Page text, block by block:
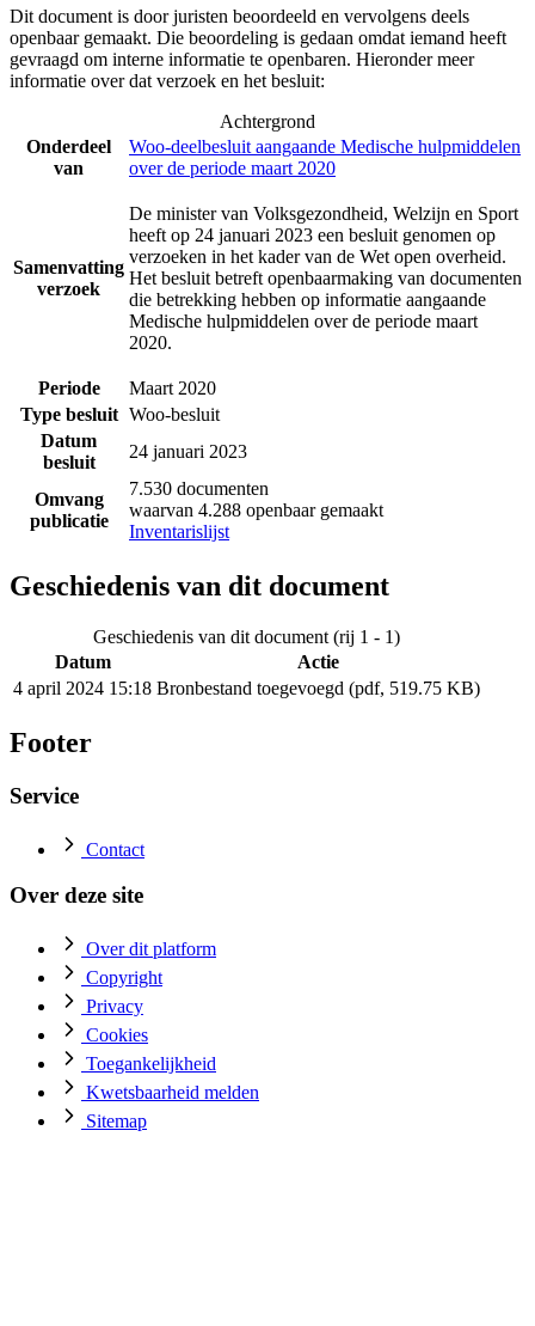
Dit document is door juristen beoordeeld en vervolgens deels
openbaar gemaakt. Die beoordeling is gedaan omdat iemand heeft
gevraagd om interne informatie te openbaren. Hieronder meer
informatie over dat verzoek en het besluit:
Achtergrond
Onderdeel
van
Woo-deelbesluit aangaande Medische hulpmiddelen
over de periode maart 2020
Samenvatting
verzoek
De minister van Volksgezondheid, Welzijn en Sport
heeft op 24 januari 2023 een besluit genomen op
verzoeken in het kader van de Wet open overheid.
Het besluit betreft openbaarmaking van documenten
die betrekking hebben op informatie aangaande
Medische hulpmiddelen over de periode maart
2020.
Periode
Maart 2020
Type besluit Woo-besluit
Datum
besluit
24 januari 2023
Omvang
publicatie
7.530 documenten
waarvan 4.288 openbaar gemaakt
Inventarislijst
Geschiedenis van dit document
Geschiedenis van dit document (rij 1 - 1)
Datum
Actie
4 april 2024 15:18 Bronbestand toegevoegd (pdf, 519.75 KB)
Footer
Service
Contact
Over deze site
Over dit platform
Copyright
Privacy
Cookies
Toegankelijkheid
Kwetsbaarheid melden
Sitemap